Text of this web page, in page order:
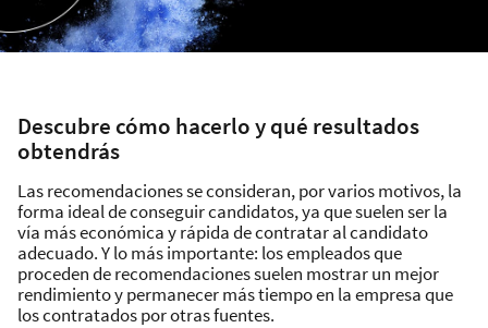
Descubre cómo hacerlo y qué resultados
obtendrás
Las recomendaciones se consideran, por varios motivos, la
forma ideal de conseguir candidatos, ya que suelen ser la
vía más económica y rápida de contratar al candidato
adecuado. Y lo más importante: los empleados que
proceden de recomendaciones suelen mostrar un mejor
rendimiento y permanecer más tiempo en la empresa que
los contratados por otras fuentes.